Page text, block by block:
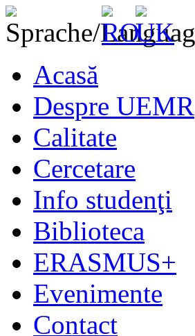
Acasă
Despre UEMR
Calitate
Cercetare
Info studenţi
Biblioteca
ERASMUS+
Evenimente
Contact